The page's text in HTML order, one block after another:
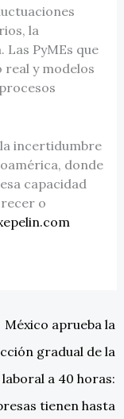
la
PyMEs que
y modelos
incertidumbre
donde
capacidad
o
México aprueba la
gradual de la
a 40 horas:
tienen hasta